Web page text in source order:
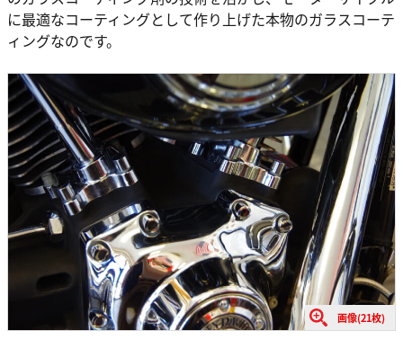
に最適なコーティングとして作り上げた本物のガラスコーテ
ィングなのです。
画像(21枚)